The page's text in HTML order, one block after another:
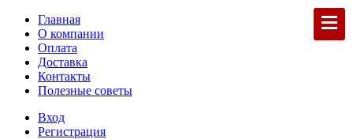
Главная
О компании
Оплата
Доставка
Контакты
Полезные советы
Вход
Регистрация